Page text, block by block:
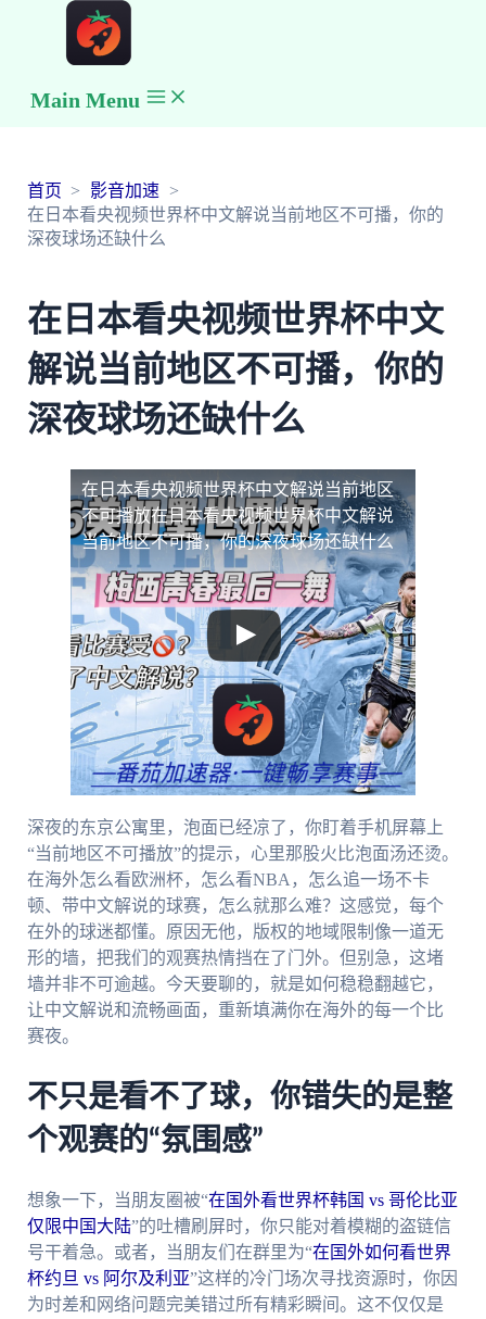
Main Menu
首页
影音加速
在日本看央视频世界杯中文解说当前地区不可播，你的
深夜球场还缺什么
在日本看央视频世界杯中文
解说当前地区不可播，你的
深夜球场还缺什么
在日本看央视频世界杯中文解说当前地区
不可播放在日本看央视频世界杯中文解说
当前地区不可播，你的深夜球场还缺什么
深夜的东京公寓里，泡面已经凉了，你盯着手机屏幕上
“当前地区不可播放”的提示，心里那股火比泡面汤还烫。
在海外怎么看欧洲杯，怎么看NBA，怎么追一场不卡
顿、带中文解说的球赛，怎么就那么难？这感觉，每个
在外的球迷都懂。原因无他，版权的地域限制像一道无
形的墙，把我们的观赛热情挡在了门外。但别急，这堵
墙并非不可逾越。今天要聊的，就是如何稳稳翻越它，
让中文解说和流畅画面，重新填满你在海外的每一个比
赛夜。
不只是看不了球，你错失的是整
个观赛的“氛围感”
想象一下，当朋友圈被“在国外看世界杯韩国 vs 哥伦比亚
仅限中国大陆”的吐槽刷屏时，你只能对着模糊的盗链信
号干着急。或者，当朋友们在群里为“在国外如何看世界
杯约旦 vs 阿尔及利亚”这样的冷门场次寻找资源时，你因
为时差和网络问题完美错过所有精彩瞬间。这不仅仅是